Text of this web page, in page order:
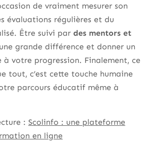
de vraiment mesurer son
évaluations régulières et du
Être suivi par des mentors et
grande différence et donner un
à votre progression. Finalement, ce
tout, c’est cette touche humaine
parcours éducatif même à
: Scolinfo : une plateforme
en ligne